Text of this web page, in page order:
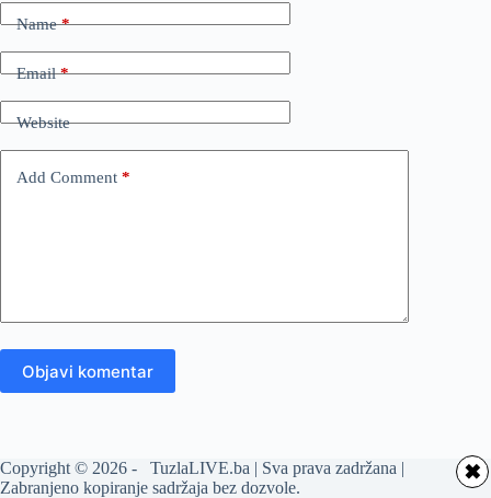
Name*
Email*
Website
Add Comment *
Objavi komentar
Copyright © 2026 - TuzlaLIVE.ba | Sva prava zadržana |
Zabranjeno kopiranje sadržaja bez dozvole.
✖